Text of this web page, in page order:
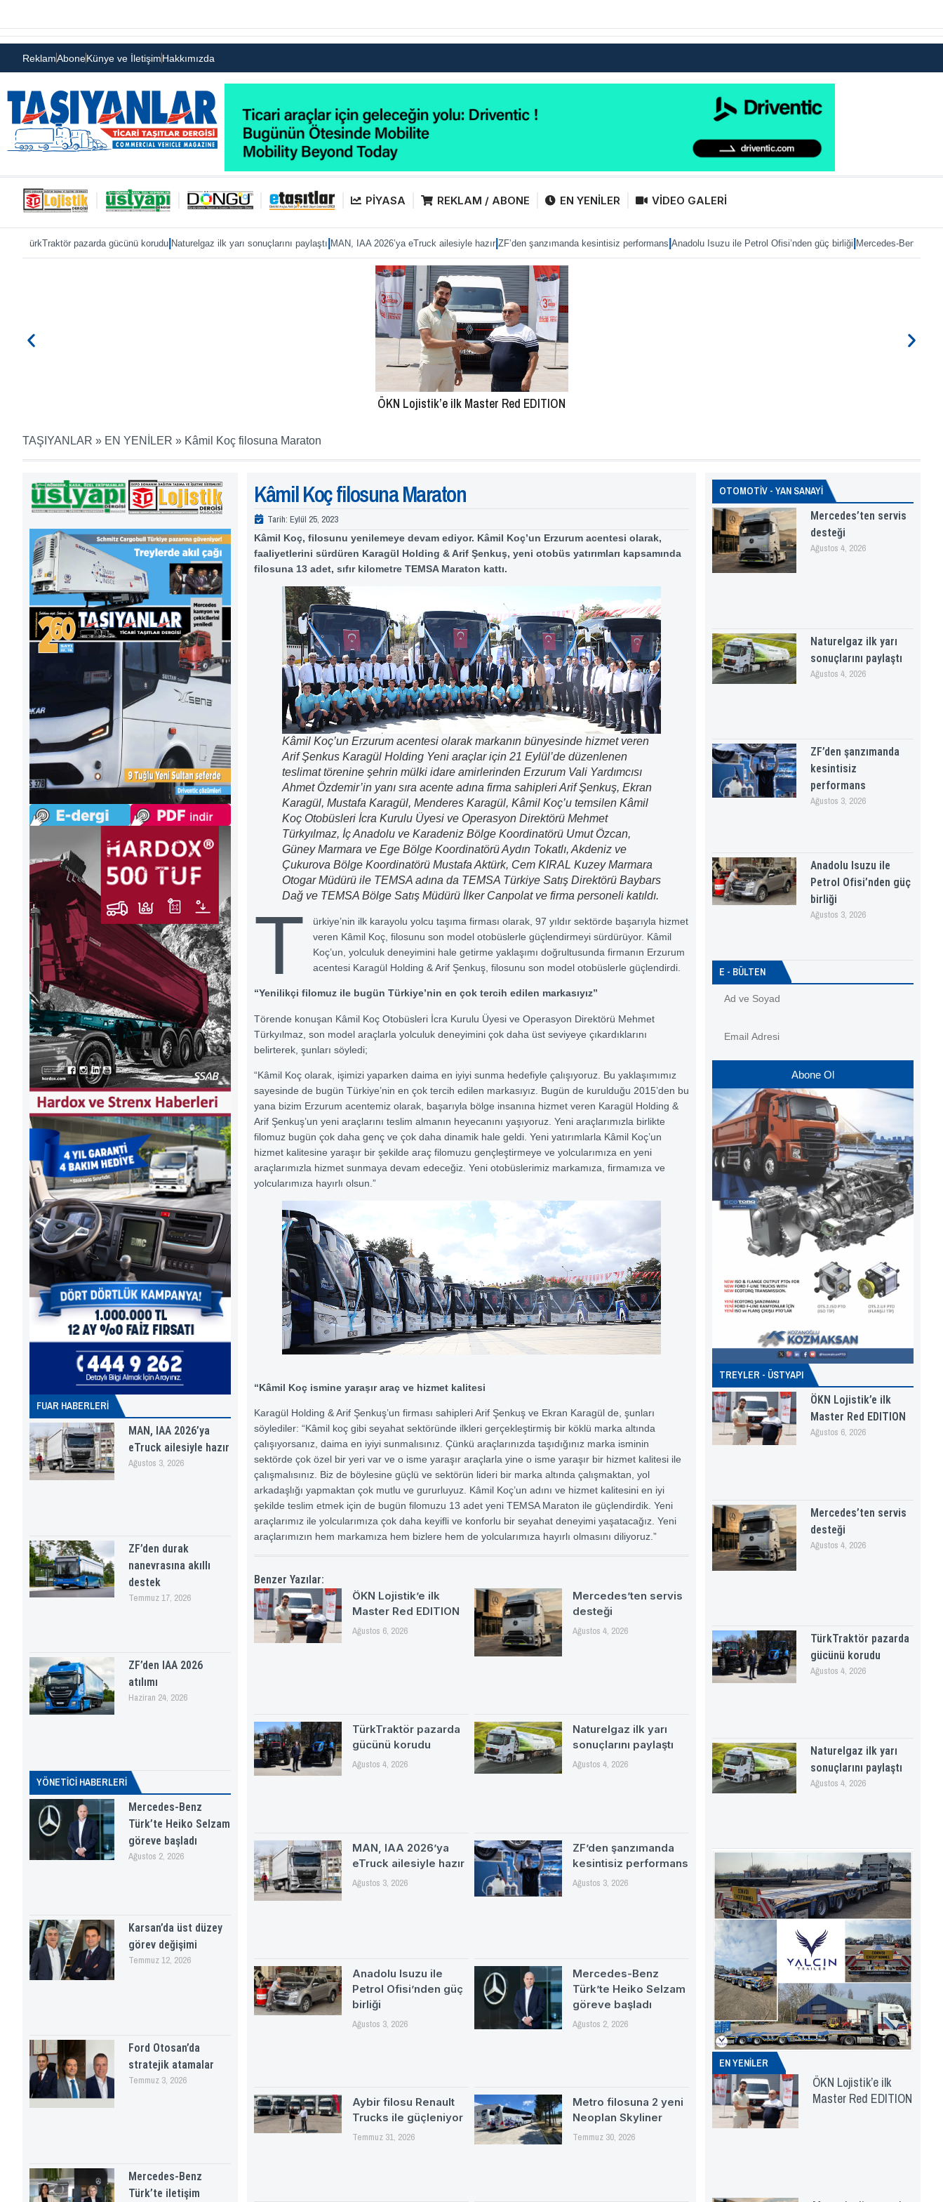
ReklamAboneKünye ve İletişimHakkımızda
PİYASA REKLAM / ABONE EN YENİLER VİDEO GALERİ
pazarda gücünü korudu|Naturelgaz ilk yarı sonuçlarını paylaştı|MAN, IAA 2026’ya eTruck ailesiyle hazır |ZF’den şanzımanda kesintisiz performans|Anadolu Isuzu ile Petrol Ofisi’nden güç birliği|Mercedes-Benz Türk’te Heiko
ÖKN Lojistik’e ilk Master Red EDITION
TAŞIYANLAR » EN YENİLER » Kâmil Koç filosuna Maraton
FUAR HABERLERI
MAN, IAA 2026’ya
eTruck ailesiyle hazır
Ağustos 3, 2026
ZF’den durak
nanevrasına akıllı
destek
Temmuz 17, 2026
ZF’den IAA 2026
atılımı
Haziran 24, 2026
YÖNETICI HABERLERI
Mercedes-Benz
Türk’te Heiko Selzam
göreve başladı
Ağustos 2, 2026
Karsan’da üst düzey
görev değişimi
Temmuz 12, 2026
Ford Otosan’da
stratejik atamalar
Temmuz 3, 2026
Mercedes-Benz
Türk’te iletişim
Kâmil Koç filosuna Maraton
Tarih: Eylül 25, 2023
Kâmil Koç, filosunu yenilemeye devam ediyor. Kâmil Koç’un Erzurum acentesi olarak,
faaliyetlerini sürdüren Karagül Holding & Arif Şenkuş, yeni otobüs yatırımları kapsamında
filosuna 13 adet, sıfır kilometre TEMSA Maraton kattı.
Kâmil Koç’un Erzurum acentesi olarak markanın bünyesinde hizmet veren
Arif Şenkus Karagül Holding Yeni araçlar için 21 Eylül’de düzenlenen
teslimat törenine şehrin mülki idare amirlerinden Erzurum Vali Yardımcısı
Ahmet Özdemir’in yanı sıra acente adına firma sahipleri Arif Şenkuş, Ekran
Karagül, Mustafa Karagül, Menderes Karagül, Kâmil Koç’u temsilen Kâmil
Koç Otobüsleri İcra Kurulu Üyesi ve Operasyon Direktörü Mehmet
Türkyılmaz, İç Anadolu ve Karadeniz Bölge Koordinatörü Umut Özcan,
Güney Marmara ve Ege Bölge Koordinatörü Aydın Tokatlı, Akdeniz ve
Çukurova Bölge Koordinatörü Mustafa Aktürk, Cem KIRAL Kuzey Marmara
Otogar Müdürü ile TEMSA adına da TEMSA Türkiye Satış Direktörü Baybars
Dağ ve TEMSA Bölge Satış Müdürü İlker Canpolat ve firma personeli katıldı.
T
ürkiye’nin ilk karayolu yolcu taşıma firması olarak, 97 yıldır sektörde başarıyla hizmet
veren Kâmil Koç, filosunu son model otobüslerle güçlendirmeyi sürdürüyor. Kâmil
Koç’un, yolculuk deneyimini hale getirme yaklaşımı doğrultusunda firmanın Erzurum
acentesi Karagül Holding & Arif Şenkuş, filosunu son model otobüslerle güçlendirdi.
“Yenilikçi filomuz ile bugün Türkiye’nin en çok tercih edilen markasıyız”
Törende konuşan Kâmil Koç Otobüsleri İcra Kurulu Üyesi ve Operasyon Direktörü Mehmet
Türkyılmaz, son model araçlarla yolculuk deneyimini çok daha üst seviyeye çıkardıklarını
belirterek, şunları söyledi;
“Kâmil Koç olarak, işimizi yaparken daima en iyiyi sunma hedefiyle çalışıyoruz. Bu yaklaşımımız
sayesinde de bugün Türkiye’nin en çok tercih edilen markasıyız. Bugün de kurulduğu 2015’den bu
yana bizim Erzurum acentemiz olarak, başarıyla bölge insanına hizmet veren Karagül Holding &
Arif Şenkuş’un yeni araçlarını teslim almanın heyecanını yaşıyoruz. Yeni araçlarımızla birlikte
filomuz bugün çok daha genç ve çok daha dinamik hale geldi. Yeni yatırımlarla Kâmil Koç’un
hizmet kalitesine yaraşır bir şekilde araç filomuzu gençleştirmeye ve yolcularımıza en yeni
araçlarımızla hizmet sunmaya devam edeceğiz. Yeni otobüslerimiz markamıza, firmamıza ve
yolcularımıza hayırlı olsun.”
“Kâmil Koç ismine yaraşır araç ve hizmet kalitesi
Karagül Holding & Arif Şenkuş’un firması sahipleri Arif Şenkuş ve Ekran Karagül de, şunları
söylediler: “Kâmil koç gibi seyahat sektöründe ilkleri gerçekleştirmiş bir köklü marka altında
çalışıyorsanız, daima en iyiyi sunmalısınız. Çünkü araçlarınızda taşıdığınız marka isminin
sektörde çok özel bir yeri var ve o isme yaraşır araçlarla yine o isme yaraşır bir hizmet kalitesi ile
çalışmalısınız. Biz de böylesine güçlü ve sektörün lideri bir marka altında çalışmaktan, yol
arkadaşlığı yapmaktan çok mutlu ve gururluyuz. Kâmil Koç’un adını ve hizmet kalitesini en iyi
şekilde teslim etmek için de bugün filomuzu 13 adet yeni TEMSA Maraton ile güçlendirdik. Yeni
araçlarımız ile yolcularımıza çok daha keyifli ve konforlu bir seyahat deneyimi yaşatacağız. Yeni
araçlarımızın hem markamıza hem bizlere hem de yolcularımıza hayırlı olmasını diliyoruz.”
Benzer Yazılar:
ÖKN Lojistik’e ilk
Master Red EDITION
Ağustos 6, 2026
Mercedes’ten servis
desteği
Ağustos 4, 2026
TürkTraktör pazarda
gücünü korudu
Ağustos 4, 2026
Naturelgaz ilk yarı
sonuçlarını paylaştı
Ağustos 4, 2026
MAN, IAA 2026’ya
eTruck ailesiyle hazır
Ağustos 3, 2026
ZF’den şanzımanda
kesintisiz performans
Ağustos 3, 2026
Anadolu Isuzu ile
Petrol Ofisi’nden güç
birliği
Ağustos 3, 2026
Mercedes-Benz
Türk’te Heiko Selzam
göreve başladı
Ağustos 2, 2026
Aybir filosu Renault
Trucks ile güçleniyor
Temmuz 31, 2026
Metro filosuna 2 yeni
Neoplan Skyliner
Temmuz 30, 2026
OTOMOTİV - YAN SANAYİ
Mercedes’ten servis
desteği
Ağustos 4, 2026
Naturelgaz ilk yarı
sonuçlarını paylaştı
Ağustos 4, 2026
ZF’den şanzımanda
kesintisiz
performans
Ağustos 3, 2026
Anadolu Isuzu ile
Petrol Ofisi’nden güç
birliği
Ağustos 3, 2026
E - BÜLTEN
Abone Ol
TREYLER - ÜSTYAPI
ÖKN Lojistik’e ilk
Master Red EDITION
Ağustos 6, 2026
Mercedes’ten servis
desteği
Ağustos 4, 2026
TürkTraktör pazarda
gücünü korudu
Ağustos 4, 2026
Naturelgaz ilk yarı
sonuçlarını paylaştı
Ağustos 4, 2026
EN YENİLER
ÖKN Lojistik’e ilk
Master Red EDITION